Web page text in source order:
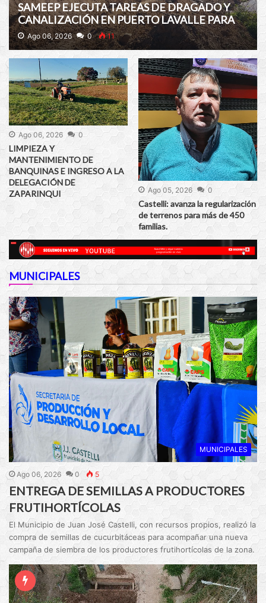
SAMEEP EJECUTA TAREAS DE DRAGADO Y
CANALIZACIÓN EN PUERTO LAVALLE PARA
GARANTIZAR LA CAPTACIÓN DE AGUA
CRUDA
Ago 06, 2026 0 11
Ago 06, 2026 0
LIMPIEZA Y
MANTENIMIENTO DE
BANQUINAS E INGRESO A LA
DELEGACIÓN DE
ZAPARINQUI
Ago 05, 2026 0
Castelli: avanza la regularización
de terrenos para más de 450
familias.
MUNICIPALES
MUNICIPALES
Ago 06, 2026 0 5
ENTREGA DE SEMILLAS A PRODUCTORES
FRUTIHORTÍCOLAS
El Municipio de Juan José Castelli, con recursos propios, realizó la
compra de semillas de cucurbitáceas para acompañar una nueva
campaña de siembra de los productores frutihortícolas de la zona.